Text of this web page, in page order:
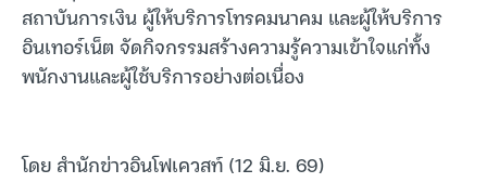
สถาบันการเงิน ผู้ให้บริการโทรคมนาคม และผู้ให้บริการ
อินเทอร์เน็ต จัดกิจกรรมสร้างความรู้ความเข้าใจแก่ทั้ง
พนักงานและผู้ใช้บริการอย่างต่อเนื่อง
โดย สำนักข่าวอินโฟเควสท์ (12 มิ.ย. 69)